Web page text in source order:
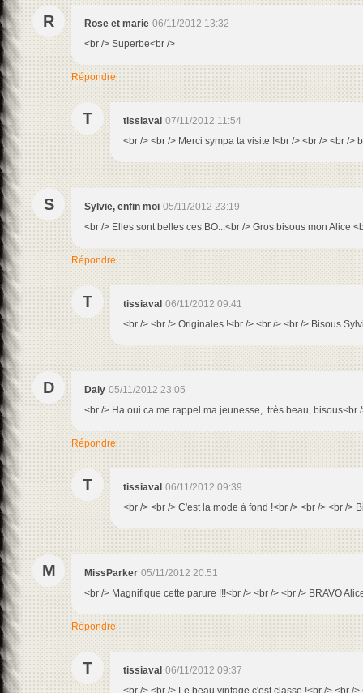
R Rose et marie 06/11/2012 13:32
<br /> Superbe<br />
Répondre
T tissiaval 07/11/2012 11:54
<br /> <br /> Merci sympa ta visite !<br /> <br /> <br />
S Sylvie, enfin moi 05/11/2012 23:19
<br /> Elles sont belles ces BO...<br /> Gros bisous mon Alice
Répondre
T tissiaval 06/11/2012 09:41
<br /> <br /> Originales !<br /> <br /> <br /> Bisous
D Daly 05/11/2012 23:05
<br /> Ha oui ca me rappel ma jeunesse, très beau, bisous<br
Répondre
T tissiaval 06/11/2012 09:39
<br /> <br /> C'est la mode à fond !<br /> <br /> <br />
M MissParker 05/11/2012 20:51
<br /> Magnifique cette parure !!!<br /> <br /> <br /> BRAVO
Répondre
T tissiaval 06/11/2012 09:37
<br /> <br /> Le beau vintage c'est classe !<br /> <br /